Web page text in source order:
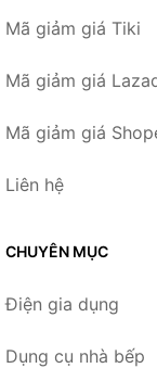
Mã giảm giá Tiki
Mã giảm giá
Mã giảm giá
Liên hệ
CHUYÊN MỤC
Điện gia dụng
Dụng cụ nhà bếp